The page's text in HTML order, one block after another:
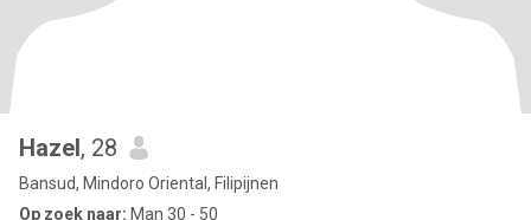
Hazel, 28
Bansud, Mindoro Oriental, Filipijnen
Op zoek naar: Man 30 - 50